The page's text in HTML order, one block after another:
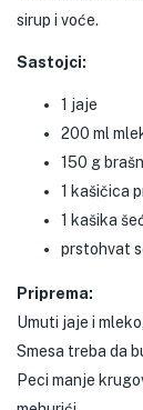
sirup i voće.
Sastojci:
1 jaje
200 ml
150 g
1 kašičica
1 kašika
prstohvat
Priprema:
Umuti jaje i
Smesa treba da
Peci manje